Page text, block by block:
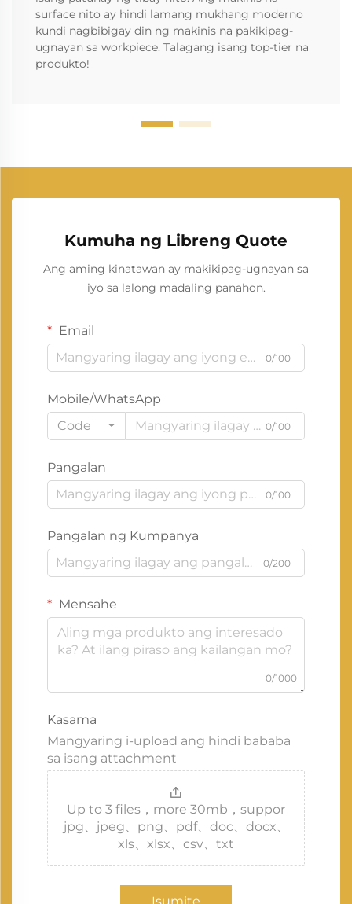
surface nito ay hindi lamang mukhang moderno
kundi nagbibigay din ng makinis na pakikipag-
ugnayan sa workpiece. Talagang isang top-tier na
produkto!
Kumuha ng Libreng Quote
Ang aming kinatawan ay makikipag-ugnayan sa
iyo sa lalong madaling panahon.
Email
0/100
Mobile/WhatsApp
Code
0/100
Pangalan
0/100
Pangalan ng Kumpanya
0/200
Mensahe
0/1000
Kasama
Mangyaring i-upload ang hindi bababa
sa isang attachment
Up to 3 files，more 30mb，suppor
jpg、jpeg、png、pdf、doc、docx、
xls、xlsx、csv、txt
Isumite